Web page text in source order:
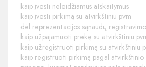
kaip įvesti neleidžiamus atskaitymus
kaip įvesti pirkimą su atvirkštiniu pvm
dėl reprezentacijos sąnaudų registravimo
kaip užpajamuoti prekę su atvirkštiniu
kaip užregistruoti pirkimą su atvirkštiniu
kaip registruoti pirkimą pagal